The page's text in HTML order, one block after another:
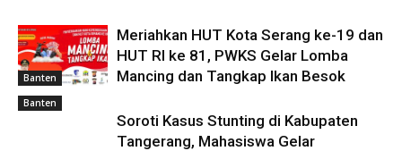
Banten
Meriahkan HUT Kota Serang ke-19 dan
HUT RI ke 81, PWKS Gelar Lomba
Mancing dan Tangkap Ikan Besok
Banten
Soroti Kasus Stunting di Kabupaten
Tangerang, Mahasiswa Gelar